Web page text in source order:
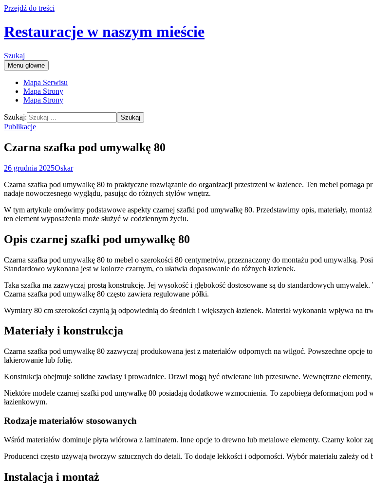
Przejdź do treści
Restauracje w naszym mieście
Szukaj
Menu główne
Mapa Serwisu
Mapa Strony
Mapa Strony
Szukaj:
Publikacje
Czarna szafka pod umywalkę 80
26 grudnia 2025Oskar
Czarna szafka pod umywalkę 80 to praktyczne rozwiązanie do organizacji przestrzeni w łazience. Ten mebel
nadaje nowoczesnego wyglądu, pasując do różnych stylów wnętrz.
W tym artykule omówimy podstawowe aspekty czarnej szafki pod umywalkę 80. Przedstawimy opis, materiały,
ten element wyposażenia może służyć w codziennym życiu.
Opis czarnej szafki pod umywalkę 80
Czarna szafka pod umywalkę 80 to mebel o szerokości 80 centymetrów, przeznaczony do montażu pod umywalką.
Standardowo wykonana jest w kolorze czarnym, co ułatwia dopasowanie do różnych łazienek.
Taka szafka ma zazwyczaj prostą konstrukcję. Jej wysokość i głębokość dostosowane są do standardowych
Czarna szafka pod umywalkę 80 często zawiera regulowane półki.
Wymiary 80 cm szerokości czynią ją odpowiednią do średnich i większych łazienek. Materiał wykonania wpływa na
Materiały i konstrukcja
Czarna szafka pod umywalkę 80 zazwyczaj produkowana jest z materiałów odpornych na wilgoć. Powszechne
lakierowanie lub folię.
Konstrukcja obejmuje solidne zawiasy i prowadnice. Drzwi mogą być otwierane lub przesuwne. Wewnętrzne
Niektóre modele czarnej szafki pod umywalkę 80 posiadają dodatkowe wzmocnienia. To zapobiega deformacjom pod
łazienkowym.
Rodzaje materiałów stosowanych
Wśród materiałów dominuje płyta wiórowa z laminatem. Inne opcje to drewno lub metalowe elementy. Czarny kolor
Producenci często używają tworzyw sztucznych do detali. To dodaje lekkości i odporności. Wybór materiału zależy od
Instalacja i montaż